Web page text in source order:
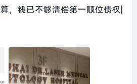
，钱已不够清偿第一顺位债权|